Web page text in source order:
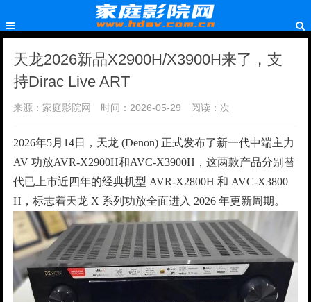
天龙2026新品X2900H/X3900H来了，支
持Dirac Live ART
来源：家庭影院网 时间：2026-05-29 阅读： 次
2026年5月14日，天龙 (Denon) 正式发布了新一代中端主力
AV 功放AVR-X2900H和AVC-X3900H，这两款产品分别替
代已上市近四年的经典机型 AVR-X2800H 和 AVC-X3800
H，标志着天龙 X 系列功放全面进入 2026 年更新周期。